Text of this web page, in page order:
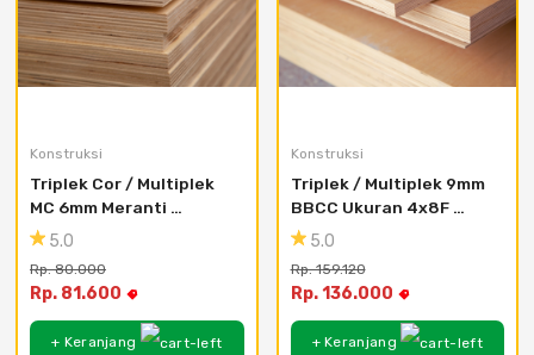
Konstruksi
Triplek Cor / Multiplek
MC 6mm Meranti
Campur Ukuran 4x8F
5.0
Rp. 80.000
Rp. 81.600
+ Keranjang
Konstruksi
Triplek / Multiplek 9mm
BBCC Ukuran 4x8F
untuk Furniture
5.0
Rp. 159.120
Rp. 136.000
+ Keranjang